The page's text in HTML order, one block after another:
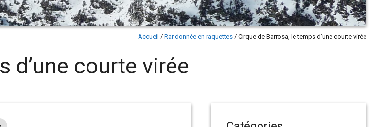
Accueil / Randonnée en raquettes / Cirque de Barrosa, le temps d’une courte virée
d’une courte virée